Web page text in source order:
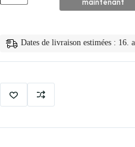
✨
Teint Dates de livraison estimées : 16.